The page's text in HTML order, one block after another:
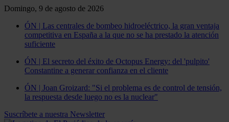
Domingo, 9 de agosto de 2026
ÓN | Las centrales de bombeo hidroeléctrico, la gran ventaja
competitiva en España a la que no se ha prestado la atención
suficiente
ÓN | El secreto del éxito de Octopus Energy: del 'pulpito'
Constantine a generar confianza en el cliente
ÓN | Joan Groizard: "Si el problema es de control de tensión,
la respuesta desde luego no es la nuclear"
Suscríbete a nuestra Newsletter